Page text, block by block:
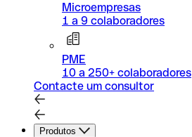
Microempresas
1 a 9 colaboradores
PME
10 a 250+ colaboradores
Contacte um consultor
Produtos